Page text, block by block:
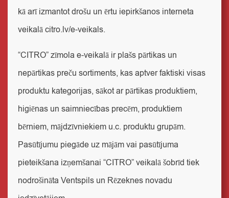
kā arī izmantot drošu un ērtu iepirkšanos interneta
veikalācitro.lv/e-veikals.
“CITRO” zīmola e-veikalā ir plašs pārtikas un
nepārtikas preču sortiments, kas aptver faktiski visas
produktu kategorijas, sākot ar pārtikas produktiem,
higiēnas un saimniecības precēm, produktiem
bērniem, mājdzīvniekiem u.c. produktu grupām.
Pasūtījumu piegāde uz mājām vai pasūtījuma
pieteikšana izņemšanai “CITRO” veikalā šobrīd tiek
nodrošināta Ventspils un Rēzeknes novadu